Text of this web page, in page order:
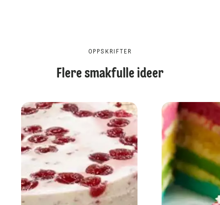
OPPSKRIFTER
Flere smakfulle ideer